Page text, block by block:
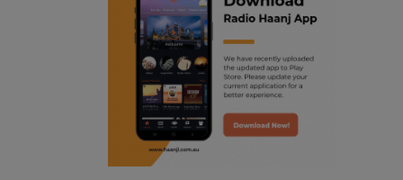
ranjodh singh
punjabi podcast australia
radio haanji updates
punjabi kahani